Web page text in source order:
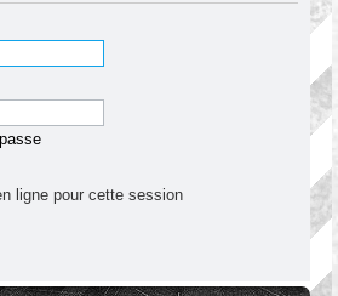
ligne pour cette session